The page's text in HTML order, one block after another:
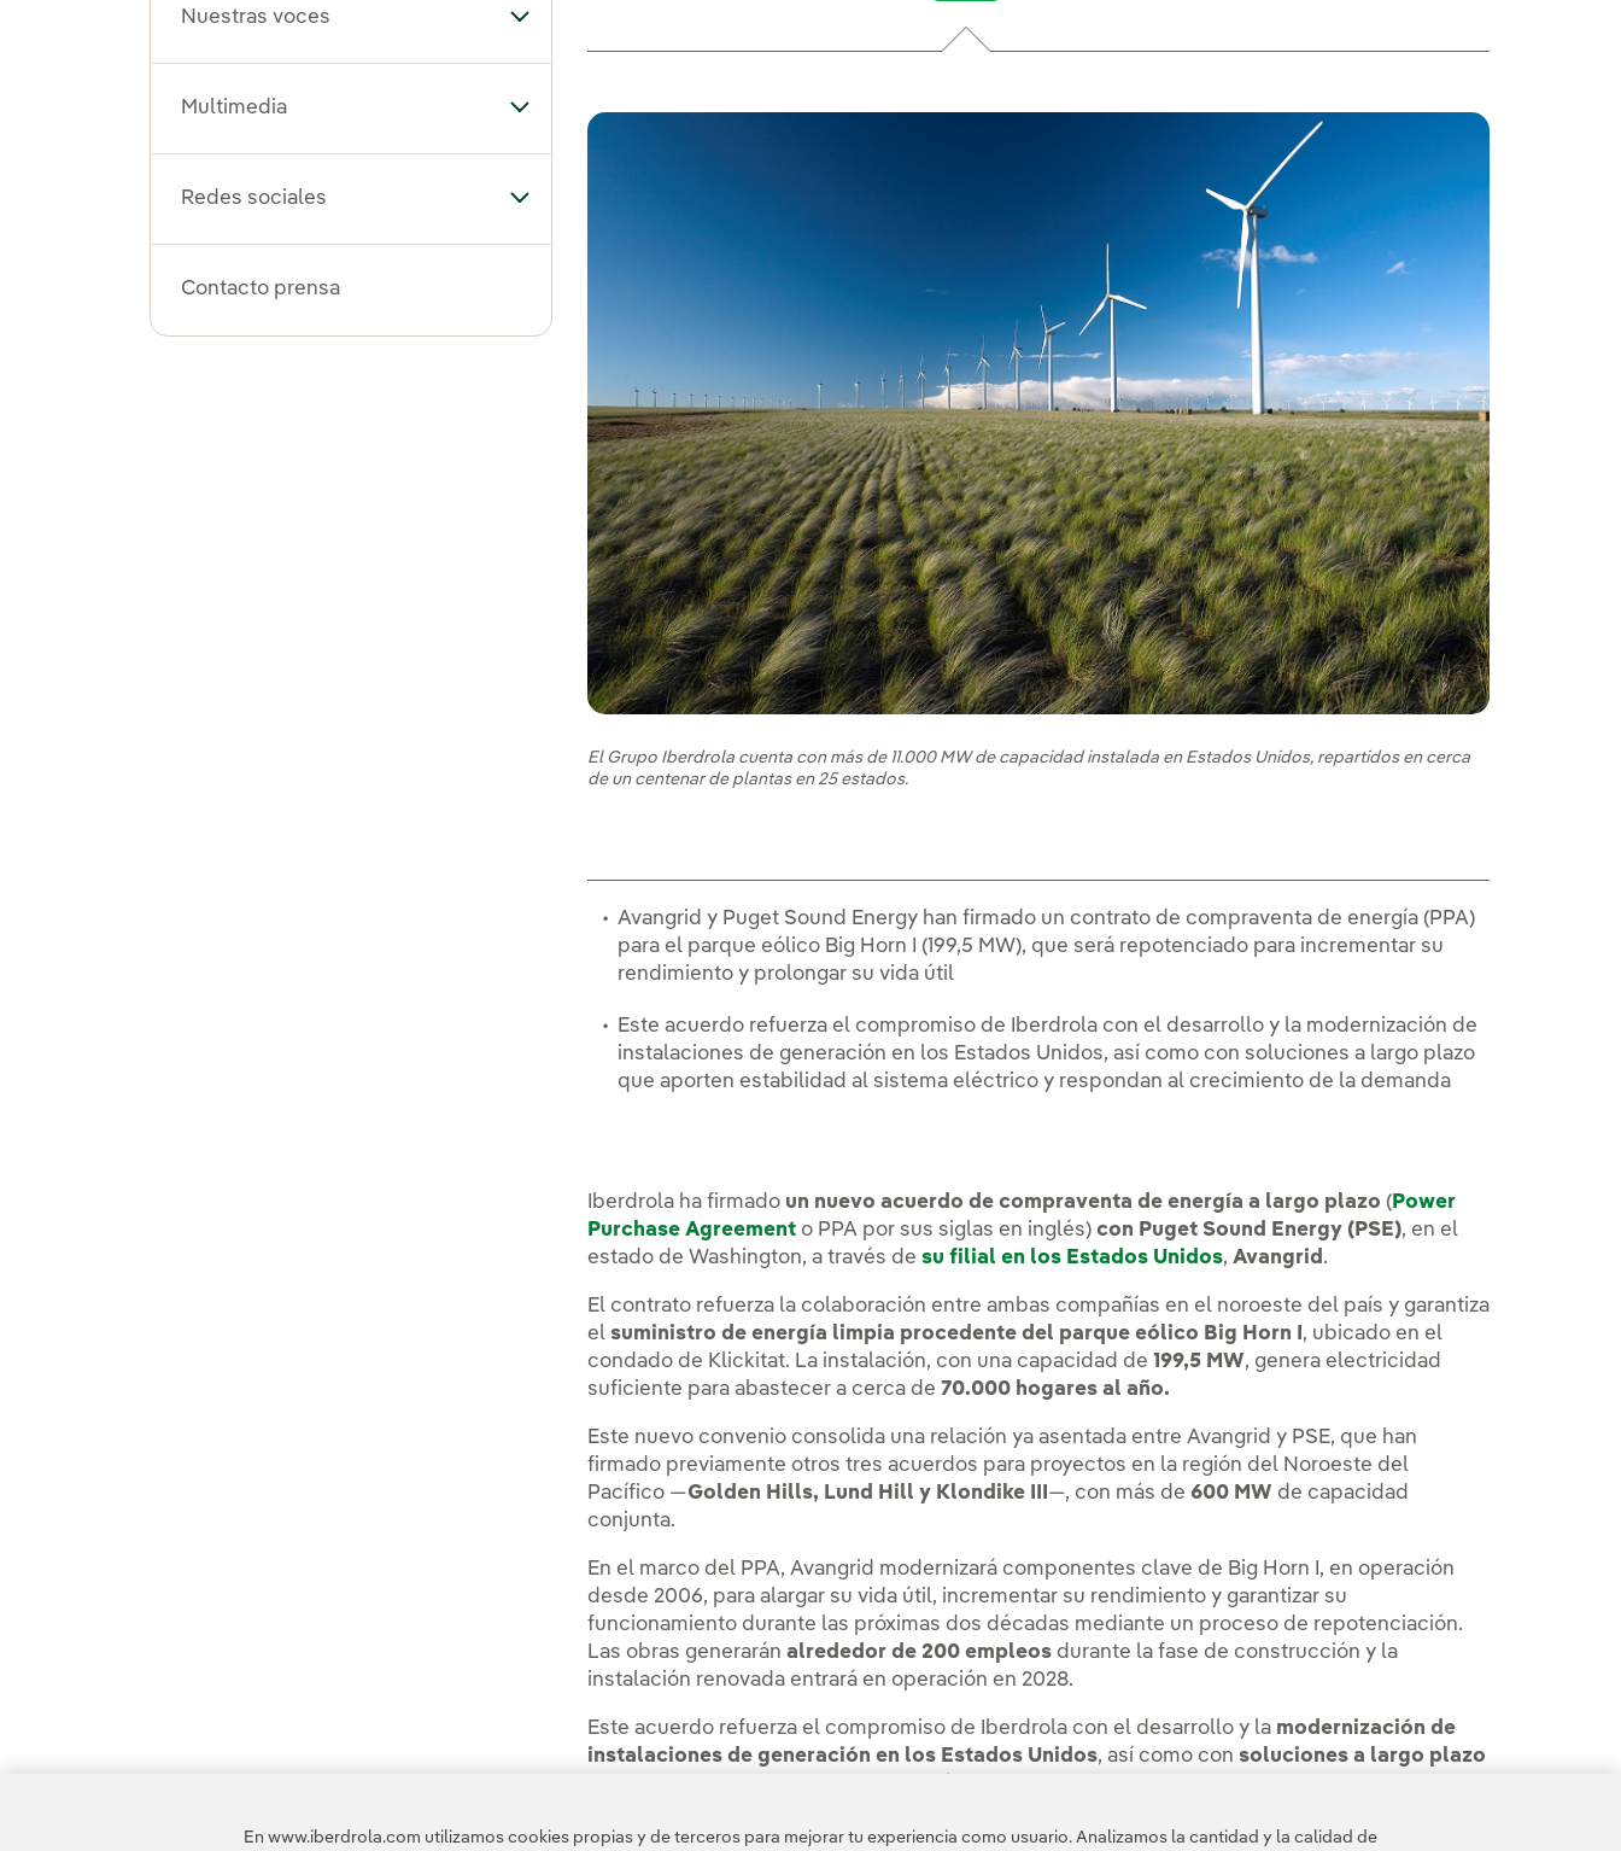
Nuestras voces Alternar el submenú para Nuestras voces
Multimedia Alternar el submenú para Multimedia
Redes sociales Alternar el submenú para Redes sociales
Contacto prensa
El Grupo Iberdrola cuenta con más de 11.000 MW de capacidad instalada en Estados Unidos, repartidos en cerca
de un centenar de plantas en 25 estados.
Avangrid y Puget Sound Energy han firmado un contrato de compraventa de energía (PPA)
para el parque eólico Big Horn I (199,5 MW), que será repotenciado para incrementar su
rendimiento y prolongar su vida útil
Este acuerdo refuerza el compromiso de Iberdrola con el desarrollo y la modernización de
instalaciones de generación en los Estados Unidos, así como con soluciones a largo plazo
que aporten estabilidad al sistema eléctrico y respondan al crecimiento de la demanda
Iberdrola ha firmado un nuevo acuerdo de compraventa de energía a largo plazo ( Power
Purchase Agreement o PPA por sus siglas en inglés)con Puget Sound Energy (PSE), en el
estado de Washington, a través de su filial en los Estados Unidos,Avangrid .
El contrato refuerza la colaboración entre ambas compañías en el noroeste del país y garantiza
el suministro de energía limpia procedente del parque eólico Big Horn I , ubicado en el
condado de Klickitat. La instalación, con una capacidad de199,5 MW, genera electricidad
suficiente para abastecer a cerca de70.000 hogares al año.
Este nuevo convenio consolida una relación ya asentada entre Avangrid y PSE, que han
firmado previamente otros tres acuerdos para proyectos en la región del Noroeste del
Pacífico —Golden Hills, Lund Hill y Klondike III —, con más de 600 MW de capacidad
conjunta.
En el marco del PPA, Avangrid modernizará componentes clave de Big Horn I, en operación
desde 2006, para alargar su vida útil, incrementar su rendimiento y garantizar su
funcionamiento durante las próximas dos décadas mediante un proceso de repotenciación.
Las obras generaránalrededor de 200 empleos durante la fase de construcción y la
instalación renovada entrará en operación en 2028.
Este acuerdo refuerza el compromiso de Iberdrola con el desarrollo y la modernización de
instalaciones de generación en los Estados Unidos, así como con soluciones a largo plazo
un centenar de plantas en 25 estados.
En www.iberdrola.com utilizamos cookies propias y de terceros para mejorar tu experiencia como usuario. Analizamos la cantidad y la calidad de